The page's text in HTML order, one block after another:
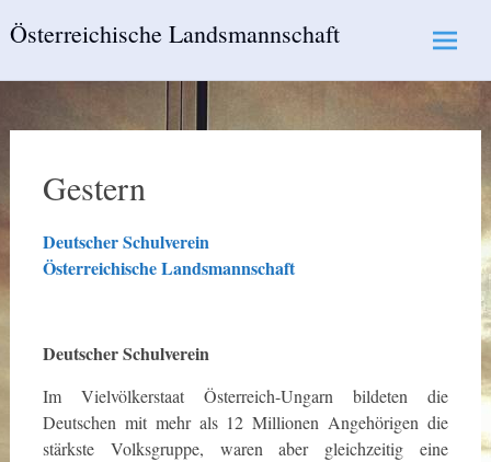
toÖsterreichische Landsmannschaft
Gestern
Deutscher Schulverein
Österreichische Landsmannschaft
Deutscher Schulverein
Im Vielvölkerstaat Österreich-Ungarn bildeten die
Deutschen mit mehr als 12 Millionen Angehörigen die
stärkste Volksgruppe, waren aber gleichzeitig eine